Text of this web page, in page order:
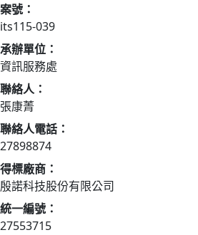
案號：
its115-039
承辦單位：
資訊服務處
聯絡人：
張康菁
聯絡人電話：
27898874
得標廠商：
殷諾科技股份有限公司
統一編號：
27553715